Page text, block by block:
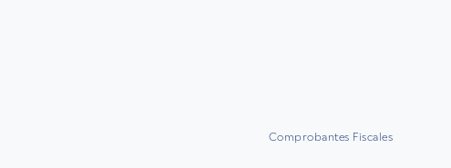
Comprobantes Fiscales